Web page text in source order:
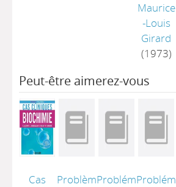
Maurice
-Louis
Girard
(1973)
Peut-être aimerez-vous
Cas
ProblèmProblémProblém